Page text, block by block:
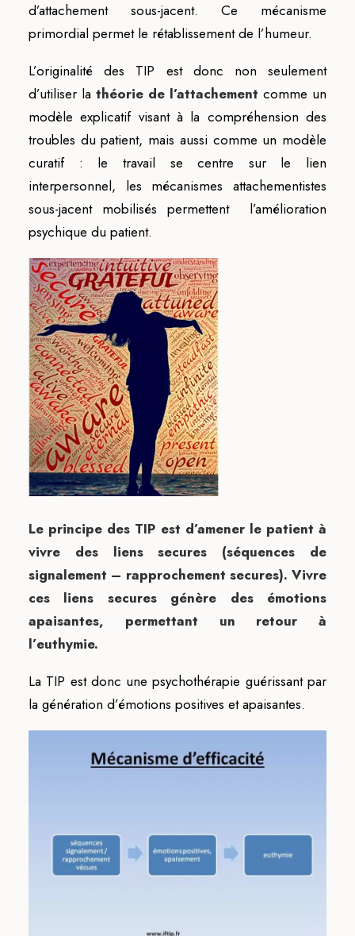
d’attachement sous-jacent. Ce mécanisme
primordial permet le rétablissement de l’humeur.
L’originalité des TIP est donc non seulement
d’utiliser la théorie de l’attachement comme un
modèle explicatif visant à la compréhension des
troubles du patient, mais aussi comme un modèle
curatif : le travail se centre sur le lien
interpersonnel, les mécanismes attachementistes
sous-jacent mobilisés permettent l’amélioration
psychique du patient.
Le principe des TIP est d’amener le patient à
vivre des liens secures (séquences de
signalement – rapprochement secures). Vivre
ces liens secures génère des émotions
apaisantes, permettant un retour à
l’euthymie.
La TIP est donc une psychothérapie guérissant par
la génération d’émotions positives et apaisantes.